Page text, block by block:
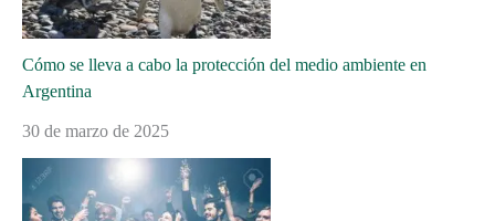
Cómo se lleva a cabo la protección del medio ambiente en
Argentina
30 de marzo de 2025